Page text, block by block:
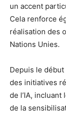
un accent
Cela renforce
réalisation des
Nations Unies.
Depuis le début
des initiatives
de l’IA, incluant
de la